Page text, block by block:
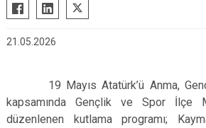
Babadağ
Bozkurt
Buldan
Tavas
21.05.2026
19 Mayıs Atatürk’ü Anma,
kapsamında Gençlik ve Spor İlçe
düzenlenen kutlama programı;